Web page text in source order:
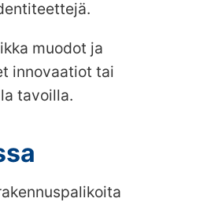
muodot ja
innovaatiot tai
tavoilla.